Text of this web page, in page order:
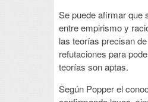
Se puede afirmar que
entre empirismo y
las teorías precisan
refutaciones para
teorías son aptas.
Según Popper el